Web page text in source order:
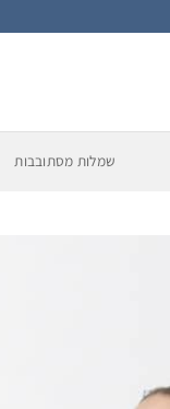
שמלות מסתובבות